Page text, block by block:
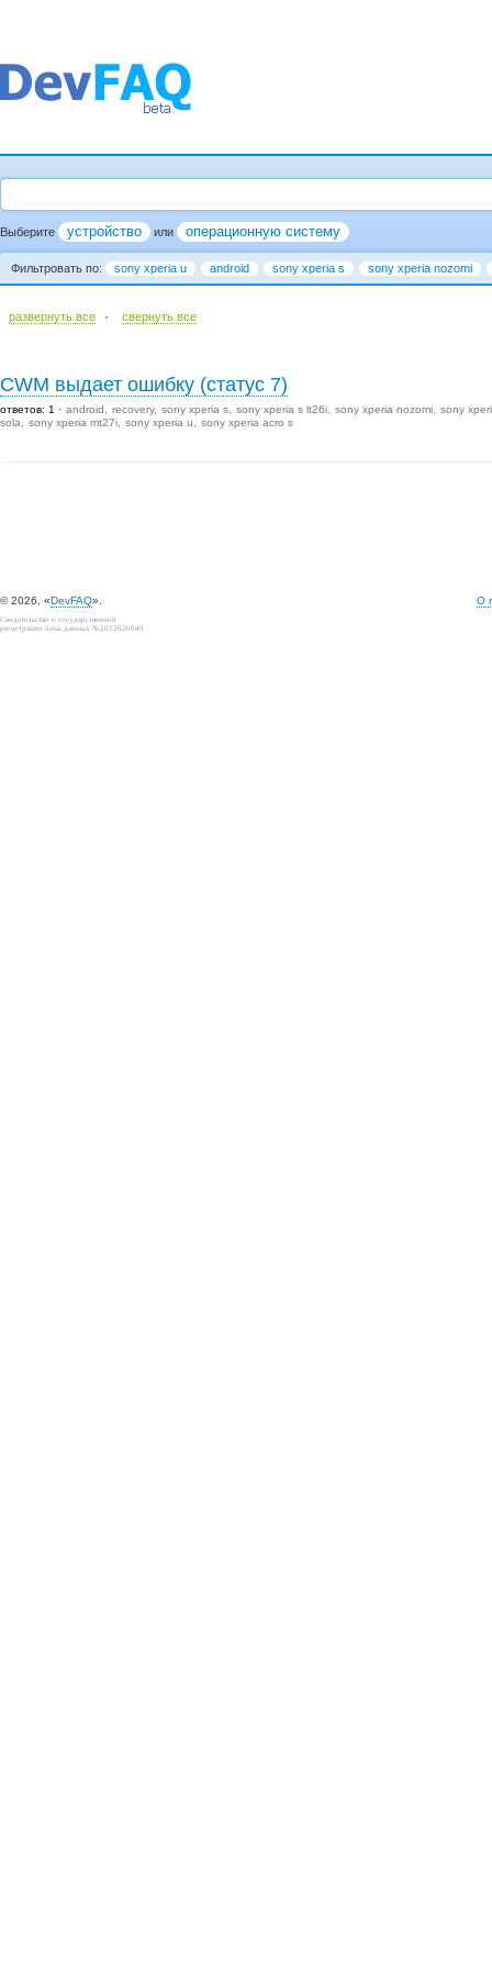
Выберите устройство или операционную систему
Фильтровать по: sony xperia u android sony xperia s sony xperia nozomi
развернуть все · cвернуть все
CWM выдает ошибку (статус 7)
ответов: 1 android recovery sony xperia s sony xperia s lt26i sony xperia nozomi
sony
sola
sony xperia mt27i sony xperia u sony xperia acro s
© 2026, «DevFAQ». О
Свидетельство о государственной
регистрации базы данных №2012620649.